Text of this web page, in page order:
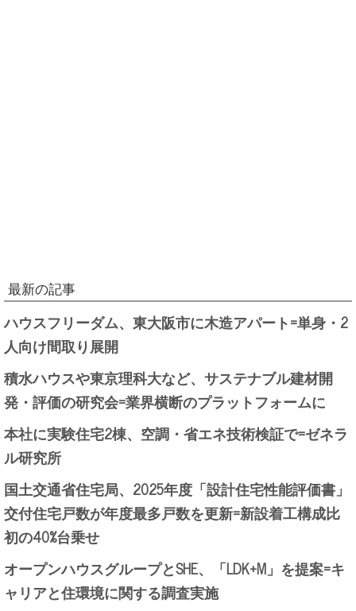
最新の記事
ハウスフリーダム、東大阪市に木造アパート=単身・2
人向け間取り展開
積水ハウスや東京理科大など、サステナブル建材開
発・評価の研究会=業界横断のプラットフォームに
本社に実験住宅2棟、空調・省エネ技術検証で=ゼネラ
ル研究所
国土交通省住宅局、2025年度「設計住宅性能評価書」
交付住宅戸数が年度最多戸数を更新=新設着工構成比
初の40%台乗せ
オープンハウスグループとSHE、「LDK+M」を提案=キ
ャリアと住環境に関する調査実施